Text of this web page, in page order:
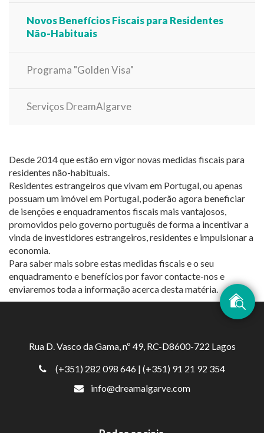
Novos Benefícios Fiscais para Residentes
Não-Habituais
Programa "Golden Visa"
Serviços DreamAlgarve
Desde 2014 que estão em vigor novas medidas fiscais para
residentes não-habituais.
Residentes estrangeiros que vivam em Portugal, ou apenas
possuam um imóvel em Portugal, poderão agora beneficiar
de isenções e enquadramentos fiscais mais vantajosos,
promovidos pelo governo português de forma a incentivar a
vinda de investidores estrangeiros, residentes e impulsionar a
economia.
Para saber mais sobre estas medidas fiscais e o seu
enquadramento e benefícios por favor contacte-nos e
enviaremos toda a informação acerca desta matéria.
Rua D. Vasco da Gama, nº 49, RC-D8600-722 Lagos
(+351) 282 098 646 | (+351) 91 21 92 354
info@dreamalgarve.com